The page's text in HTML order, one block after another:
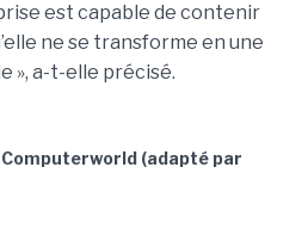
est capable de contenir
ne se transforme en une
», a-t-elle précisé.
(adapté par